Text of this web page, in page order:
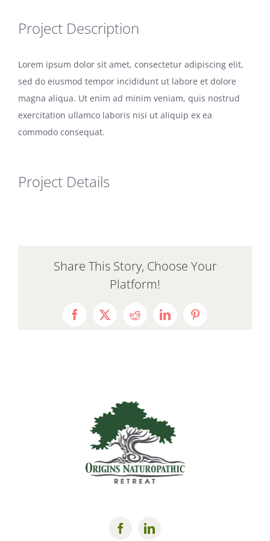
Project Description
Lorem ipsum dolor sit amet, consectetur adipiscing elit,
sed do eiusmod tempor incididunt ut labore et dolore
magna aliqua. Ut enim ad minim veniam, quis nostrud
exercitation ullamco laboris nisi ut aliquip ex ea
commodo consequat.
Project Details
Share This Story, Choose Your
Platform!
Facebook
X RedditLinkedInPinterest